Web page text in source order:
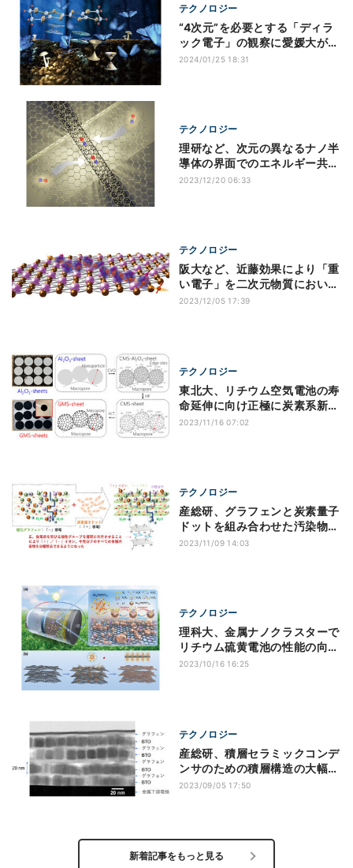
テクノロジー
“4次元”を必要とする「ディラ
ック電子」の観察に愛媛大が成
功
2024/01/25 18:31
テクノロジー
理研など、次元の異なるナノ半
導体の界面でのエネルギー共鳴
現象を発見
2023/12/20 06:33
テクノロジー
阪大など、近藤効果により「重
い電子」を二次元物質において
実現
2023/12/05 17:39
テクノロジー
東北大、リチウム空気電池の寿
命延伸に向け正極に炭素系新素
材を導入
2023/11/16 07:02
テクノロジー
産総研、グラフェンと炭素量子
ドットを組み合わせた汚染物質
除去膜を開発
2023/11/09 14:03
テクノロジー
理科大、金属ナノクラスターで
リチウム硫黄電池の性能の向上
を実現
2023/10/16 16:25
テクノロジー
産総研、積層セラミックコンデ
ンサのための積層構造の大幅な
薄層化を実現
2023/09/05 17:50
新着記事をもっと見る